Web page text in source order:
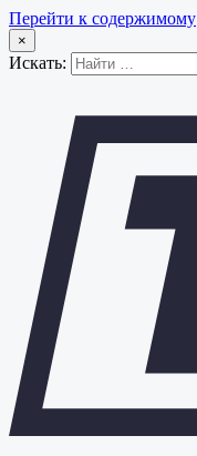
Перейти к содержимому
×
Искать: